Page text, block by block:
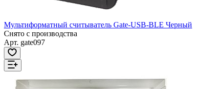
Мультиформатный считыватель Gate-USB-BLE Черный
Снято с производства
Арт. gate097